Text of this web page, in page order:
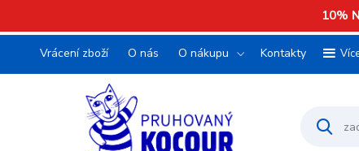
10%
Vrácení zboží O nás O nákupu Kontakty